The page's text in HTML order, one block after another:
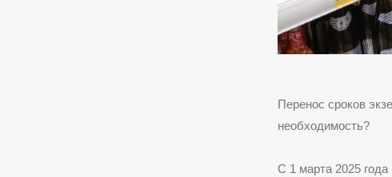
Перенос сроков
необходимость?
С 1 марта 2025